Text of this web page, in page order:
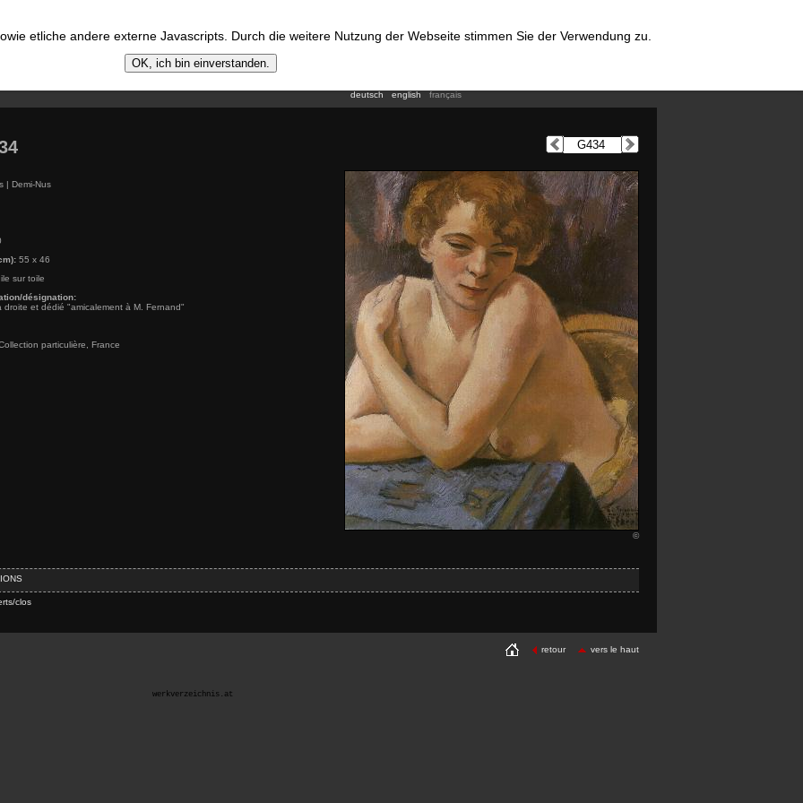
etliche andere externe Javascripts. Durch die weitere Nutzung der Webseite stimmen Sie der Verwendung zu.
OK, ich bin einverstanden.
deutsch english français
| Demi-Nus
55 x 46
sur toile
désignation:
droite et dédié "amicalement à M. Fernand"
particulière, France
©
clos
retour vers le haut
werkverzeichnis.at